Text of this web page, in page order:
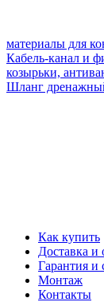
материалы для
Кабель-канал и
козырьки,
Шланг
Как купить
Доставка и
Гарантия и
Монтаж
Контакты